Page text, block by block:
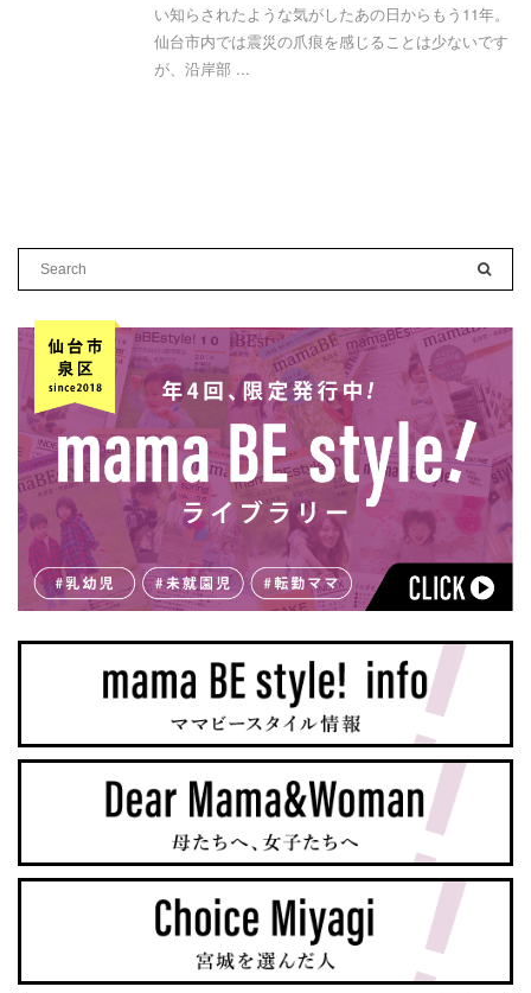
い知らされたような気がしたあの日からもう11年。
仙台市内では震災の爪痕を感じることは少ないです
が、沿岸部 ...